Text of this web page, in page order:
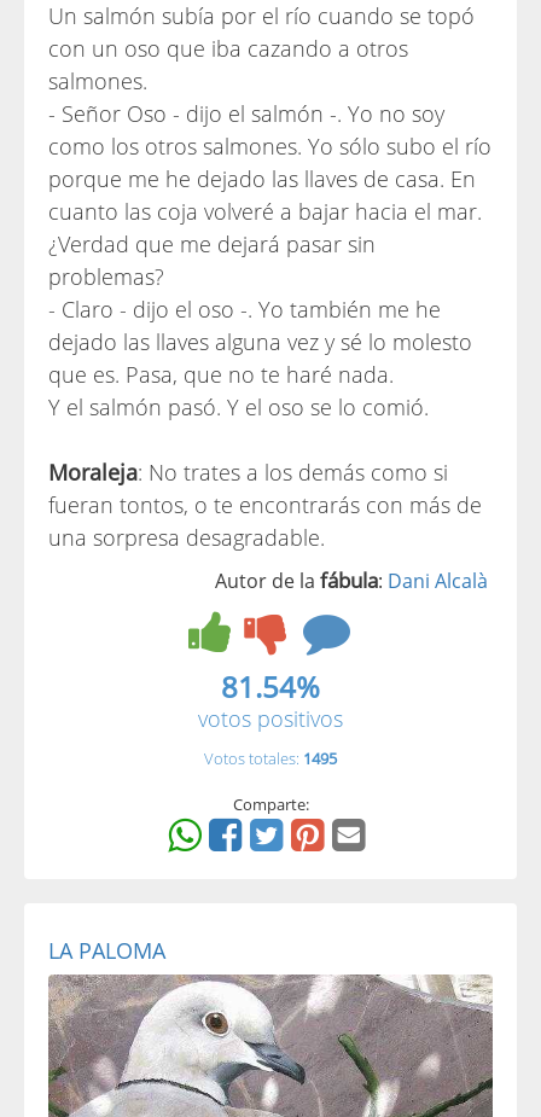
Un salmón subía por el río cuando se topó
con un oso que iba cazando a otros
salmones.
- Señor Oso - dijo el salmón -. Yo no soy
como los otros salmones. Yo sólo subo el río
porque me he dejado las llaves de casa. En
cuanto las coja volveré a bajar hacia el mar.
¿Verdad que me dejará pasar sin
problemas?
- Claro - dijo el oso -. Yo también me he
dejado las llaves alguna vez y sé lo molesto
que es. Pasa, que no te haré nada.
Y el salmón pasó. Y el oso se lo comió.
Moraleja: No trates a los demás como si
fueran tontos, o te encontrarás con más de
una sorpresa desagradable.
Autor de la fábula: Dani Alcalà
81.54%
votos positivos
Votos totales: 1495
Comparte:
LA PALOMA